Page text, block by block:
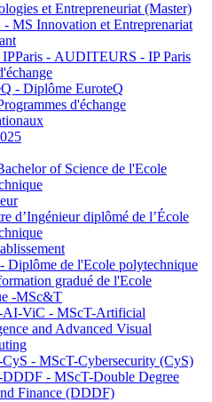
et Entrepreneuriat (Master)
MS Innovation et Entreprenariat
- AUDITEURS - IP Paris
- Diplôme EuroteQ
d'échange
of Science de l'Ecole
d’Ingénieur diplômé de l’École
Diplôme de l'Ecole polytechnique
gradué de l'Ecole
-MSc&T
AI-ViC - MScT-Artificial
and Advanced Visual
- MScT-Cybersecurity (CyS)
- MScT-Double Degree
Finance (DDDF)